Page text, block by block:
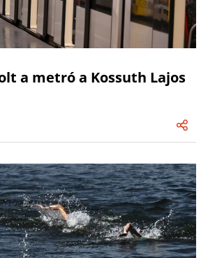
a metró a Kossuth Lajos